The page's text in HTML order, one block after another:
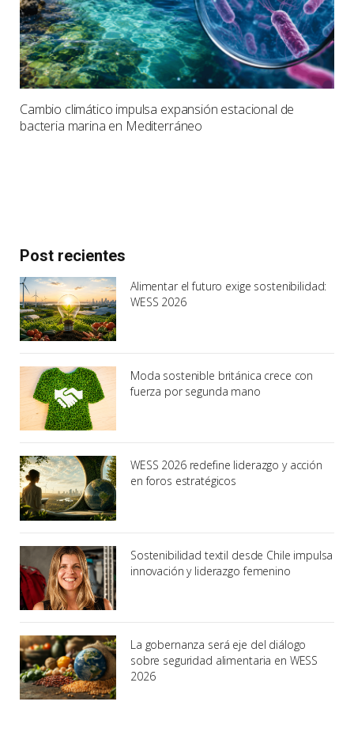
Cambio climático impulsa expansión estacional de
bacteria marina en Mediterráneo
Post recientes
Alimentar el futuro exige sostenibilidad:
WESS 2026
Moda sostenible británica crece con
fuerza por segunda mano
WESS 2026 redefine liderazgo y acción
en foros estratégicos
Sostenibilidad textil desde Chile impulsa
innovación y liderazgo femenino
La gobernanza será eje del diálogo
sobre seguridad alimentaria en WESS
2026